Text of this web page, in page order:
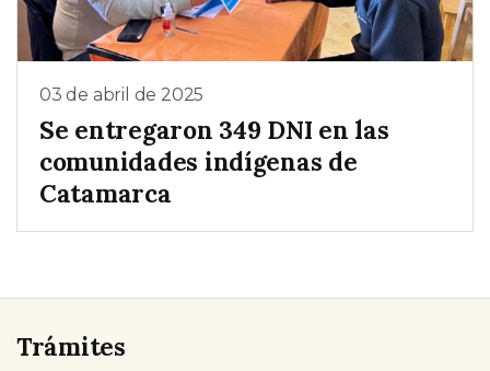
03 de abril de 2025
Se entregaron 349 DNI en las
comunidades indígenas de
Catamarca
Trámites